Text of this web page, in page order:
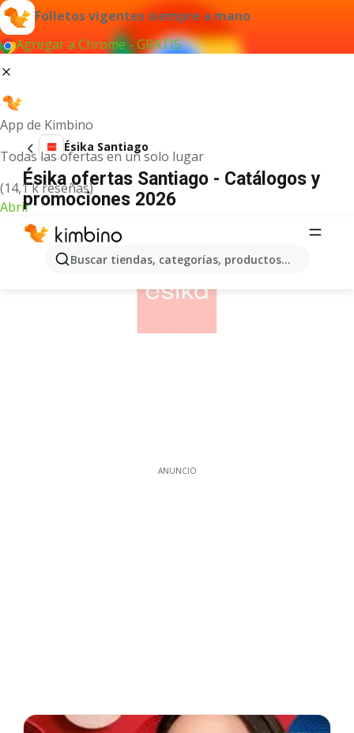
Folletos vigentes siempre a mano
Agregar a Chrome - GRATIS
App de Kimbino
Todas las ofertas en un solo lugar
(14,1 k reseñas)
Abrir
Buscar tiendas, categorías, productos...
Ésika Santiago
Ésika ofertas Santiago - Catálogos y
promociones 2026
ANUNCIO